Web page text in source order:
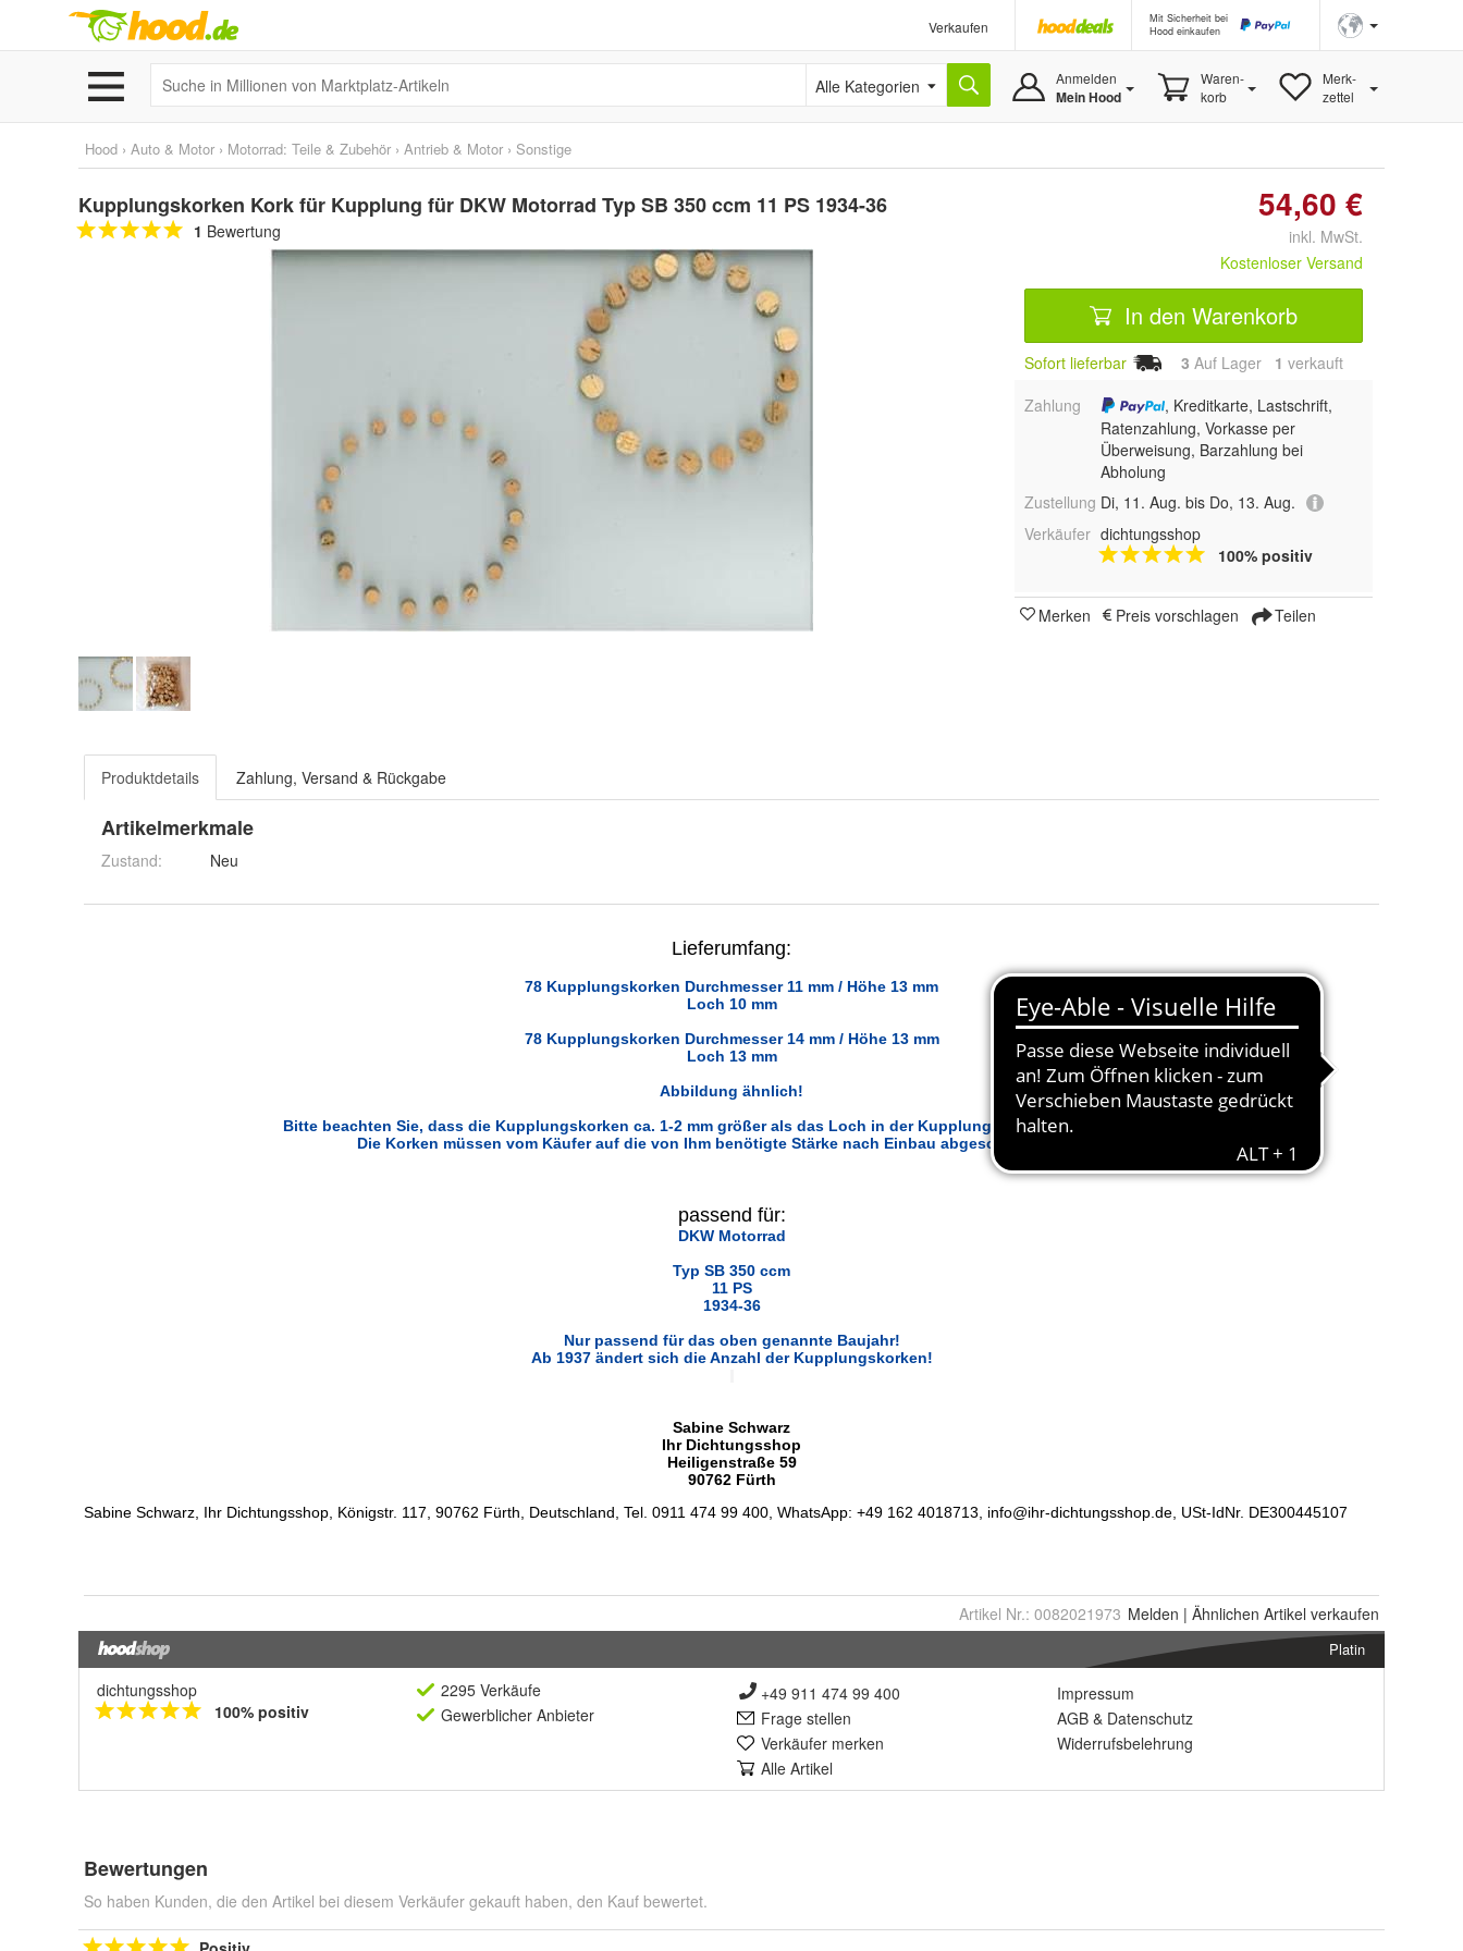
Verkaufen
Mit Sicherheit bei
Hood einkaufen
Alle Kategorien Anmelden
Mein Hood
Waren-
korb
Merk-
zettel
Hood › Auto & Motor › Motorrad: Teile & Zubehör › Antrieb & Motor › Sonstige
Kupplungskorken Kork für Kupplung für DKW Motorrad Typ SB 350 ccm 11 PS 1934-36
1 Bewertung
54,60 €
inkl. MwSt.
Kostenloser Versand
In den Warenkorb
Sofort lieferbar 3 Auf Lager 1 verkauft
Zahlung
, Kreditkarte, Lastschrift,
Ratenzahlung, Vorkasse per
Überweisung, Barzahlung bei
Abholung
Zustellung Di, 11. Aug. bis Do, 13. Aug.
Verkäufer dichtungsshop
100% positiv
Merken Preis vorschlagen Teilen
Produktdetails Zahlung, Versand & Rückgabe
Artikelmerkmale
Zustand: Neu
Artikel Nr.: 0082021973 Melden | Ähnlichen Artikel verkaufen
Platin
dichtungsshop
100% positiv
2295 Verkäufe
Gewerblicher Anbieter
+49 911 474 99 400
Frage stellen
Verkäufer merken
Alle Artikel
Impressum
AGB & Datenschutz
Widerrufsbelehrung
Bewertungen
So haben Kunden, die den Artikel bei diesem Verkäufer gekauft haben, den Kauf bewertet.